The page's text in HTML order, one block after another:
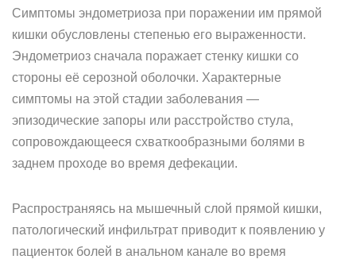
Симптомы эндометриоза при поражении им прямой
кишки обусловлены степенью его выраженности.
Эндометриоз сначала поражает стенку кишки со
стороны её серозной оболочки. Характерные
симптомы на этой стадии заболевания —
эпизодические запоры или расстройство стула,
сопровождающееся схваткообразными болями в
заднем проходе во время дефекации.
Распространяясь на мышечный слой прямой кишки,
патологический инфильтрат приводит к появлению у
пациенток болей в анальном канале во время